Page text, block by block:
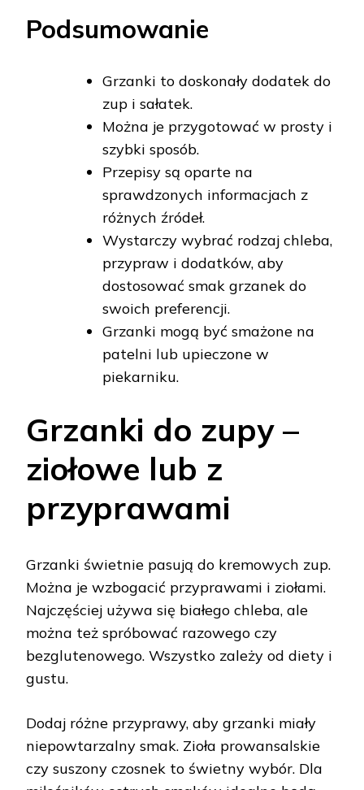
Podsumowanie
Grzanki to doskonały dodatek do
zup i sałatek.
Można je przygotować w prosty i
szybki sposób.
Przepisy są oparte na
sprawdzonych informacjach z
różnych źródeł.
Wystarczy wybrać rodzaj chleba,
przypraw i dodatków, aby
dostosować smak grzanek do
swoich preferencji.
Grzanki mogą być smażone na
patelni lub upieczone w
piekarniku.
Grzanki do zupy –
ziołowe lub z
przyprawami
Grzanki świetnie pasują do kremowych zup.
Można je wzbogacić przyprawami i ziołami.
Najczęściej używa się białego chleba, ale
można też spróbować razowego czy
bezglutenowego. Wszystko zależy od diety i
gustu.
Dodaj różne przyprawy, aby grzanki miały
niepowtarzalny smak. Zioła prowansalskie
czy suszony czosnek to świetny wybór. Dla